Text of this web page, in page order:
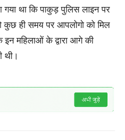
था कि पाकुड़ पुलिस लाइन पर
कुछ ही समय पर आपलोगो को मिल
महिलाओं के द्वारा आगे की
थी।